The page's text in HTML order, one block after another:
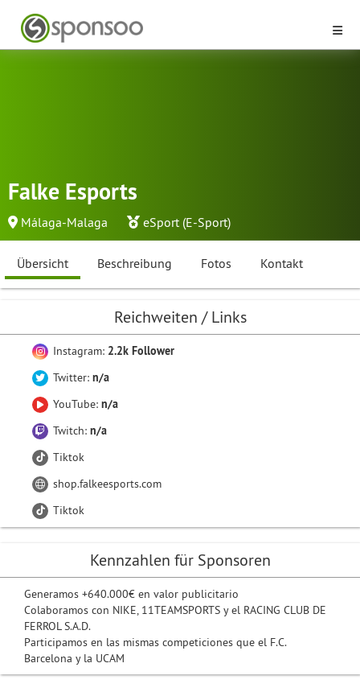
Falke Esports
Málaga-Malaga eSport (E-Sport)
Übersicht Beschreibung Fotos Kontakt
Reichweiten / Links
Instagram: 2.2k Follower
Twitter: n/a
YouTube: n/a
Twitch: n/a
Tiktok
shop.falkeesports.com
Tiktok
Kennzahlen für Sponsoren
Generamos +640.000€ en valor publicitario
Colaboramos con NIKE, 11TEAMSPORTS y el RACING CLUB DE
FERROL S.A.D.
Participamos en las mismas competiciones que el F.C.
Barcelona y la UCAM